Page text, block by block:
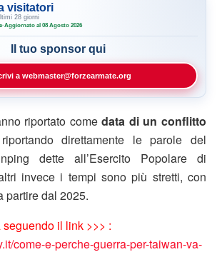
visitatori
28 giorni
·Aggiornato al 08 Agosto 2026
Il tuo sponsor qui
a webmaster@forzearmate.org
riportato comedata di un conflitto
direttamente le parole del
dette all’Esercito Popolare di
invece i tempi sono più stretti, con
partire dal 2025.
il link >>> :
come-e-perche-guerra-per-taiwan-va-